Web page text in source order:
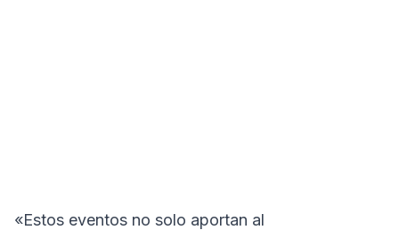
«Estos eventos no solo aportan al